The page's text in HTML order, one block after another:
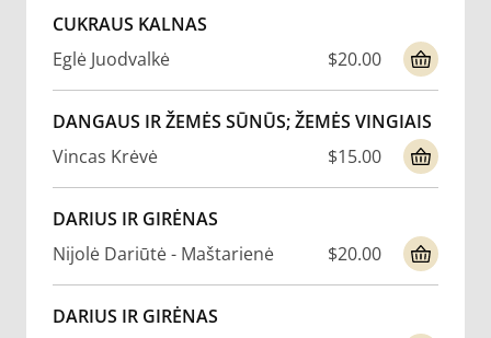
CUKRAUS KALNAS
Eglė Juodvalkė
$20.00
DANGAUS IR ŽEMĖS SŪNŪS; ŽEMĖS VINGIAIS
Vincas Krėvė
$15.00
DARIUS IR GIRĖNAS
Nijolė Dariūtė - Maštarienė
$20.00
DARIUS IR GIRĖNAS